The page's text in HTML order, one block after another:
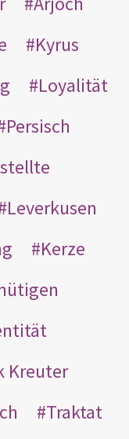
Kyrus
Loyalität
Persisch
Leverkusen
Kerze
Kreuter
Traktat